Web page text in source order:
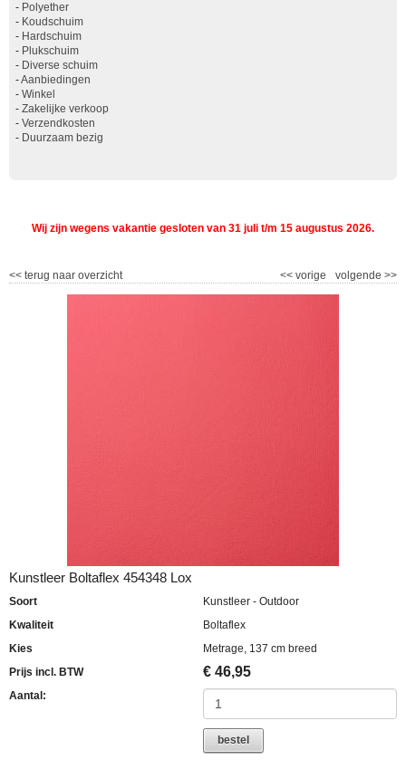
- Polyether
- Koudschuim
- Hardschuim
- Plukschuim
- Diverse schuim
-Aanbiedingen
- Winkel
- Zakelijke verkoop
- Verzendkosten
- Duurzaam bezig
Wij zijn wegens vakantie gesloten van 31 juli t/m 15 augustus 2026.
<< terug naar overzicht volgende >>
<< vorige
Kunstleer Boltaflex 454348 Lox
Soort
Kunstleer - Outdoor
Kwaliteit
Boltaflex
Kies
Metrage, 137 cm breed
Prijs incl. BTW
€ 46,95
Aantal:
bestel